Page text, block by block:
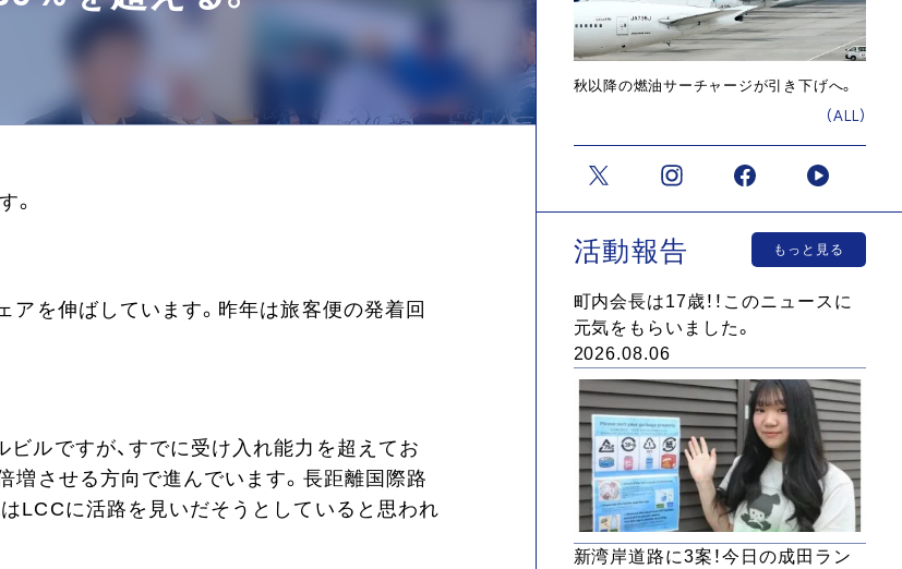
。
を伸ばしています。昨年は旅客便の発着回
ルですが、すでに受け入れ能力を超えてお
増させる方向で進んでいます。長距離国際路
LCCに活路を見いだそうとしていると思われ
秋以降の燃油サーチャージが引き下げへ。
(ALL)
活動報告 もっと見る
町内会長は17歳！！このニュースに
元気をもらいました。
2026.08.06
新湾岸道路に3案！今日の成田ラン